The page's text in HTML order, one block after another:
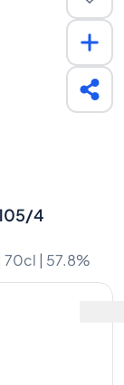
4
70cl | 57.8%